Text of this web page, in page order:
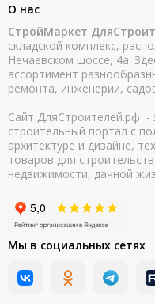
О нас
СтройМаркет
складской комплекс,
Нечаевском шоссе, 4а.
ассортимент
ремонта, инженерии,
Сайт ДляСтроителей.рф -
строительный портал с
архитектуре и дизайне,
товаров для
недвижимости, дачной
Мы в социальных сетях